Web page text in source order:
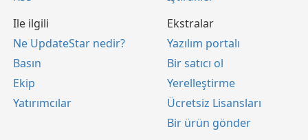
Ile ilgili
Ne UpdateStar nedir?
Basın
Ekip
Yatırımcılar
Ekstralar
Yazılım portalı
Bir satıcı ol
Yerelleştirme
Ücretsiz Lisansları
Bir ürün gönder